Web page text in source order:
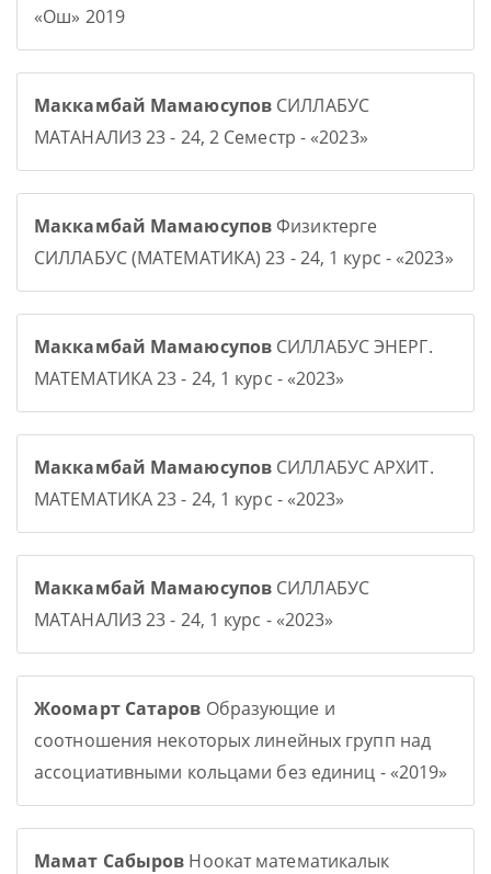
«Ош» 2019
Маккамбай Мамаюсупов СИЛЛАБУС
МАТАНАЛИЗ 23 - 24, 2 Семестр - «2023»
Маккамбай МамаюсуповФизиктерге
СИЛЛАБУС (МАТЕМАТИКА) 23 - 24, 1 курс - «2023»
Маккамбай Мамаюсупов СИЛЛАБУС ЭНЕРГ.
МАТЕМАТИКА 23 - 24, 1 курс - «2023»
Маккамбай Мамаюсупов СИЛЛАБУС АРХИТ.
МАТЕМАТИКА 23 - 24, 1 курс - «2023»
Маккамбай Мамаюсупов СИЛЛАБУС
МАТАНАЛИЗ 23 - 24, 1 курс - «2023»
Жоомарт Сатаров Образующие и
соотношения некоторых линейных групп над
ассоциативными кольцами без единиц - «2019»
Мамат Сабыров Ноокат математикалык